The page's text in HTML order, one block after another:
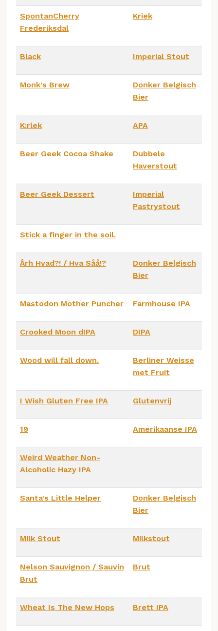
SpontanCherry
Frederiksdal
Kriek
Black Imperial Stout
Monk's Brew
Donker Belgisch
Bier
K:rlek APA
Beer Geek Cocoa Shake
Dubbele
Haverstout
Beer Geek Dessert
Imperial
Pastrystout
Stick a finger in the soil.
Årh Hvad?! / Hva Såå!?
Donker Belgisch
Bier
Mastodon Mother Puncher Farmhouse IPA
Crooked Moon dIPA DIPA
Wood will fall down.
Berliner Weisse
met Fruit
I Wish Gluten Free IPA Glutenvrij
19 Amerikaanse IPA
Weird Weather Non-
Alcoholic Hazy IPA
Santa's Little Helper
Donker Belgisch
Bier
Milk Stout Milkstout
Nelson Sauvignon / Sauvin
Brut
Brut
Wheat Is The New Hops Brett IPA